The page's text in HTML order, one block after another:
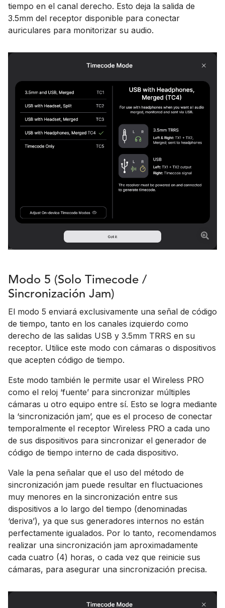
tiempo en el canal derecho. Esto deja la salida de
3.5mm del receptor disponible para conectar
auriculares para monitorizar su audio.
Modo 5 (Solo Timecode /
Sincronización Jam)
El modo 5 enviará exclusivamente una señal de código
de tiempo, tanto en los canales izquierdo como
derecho de las salidas USB y 3.5mm TRRS en su
receptor. Utilice este modo con cámaras o dispositivos
que acepten código de tiempo.
Este modo también le permite usar el Wireless PRO
como el reloj ‘fuente’ para sincronizar múltiples
cámaras u otro equipo entre sí. Esto se logra mediante
la ‘sincronización jam’, que es el proceso de conectar
temporalmente el receptor Wireless PRO a cada uno
de sus dispositivos para sincronizar el generador de
código de tiempo interno de cada dispositivo.
Vale la pena señalar que el uso del método de
sincronización jam puede resultar en fluctuaciones
muy menores en la sincronización entre sus
dispositivos a lo largo del tiempo (denominadas
‘deriva’), ya que sus generadores internos no están
perfectamente igualados. Por lo tanto, recomendamos
realizar una sincronización jam aproximadamente
cada cuatro (4) horas, o cada vez que reinicie sus
cámaras, para asegurar una sincronización precisa.